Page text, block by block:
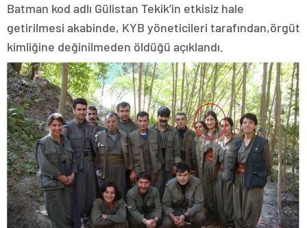
Batman kod adlı Gülistan Tekik’in etkisiz hale
getirilmesi akabinde, KYB yöneticileri tarafından,örgüt
kimliğine değinilmeden öldüğü açıklandı.